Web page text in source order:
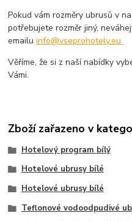
Pokud vám rozměry ubrusů v
potřebujete rozměr jiný,
emailuinfo@vseprohotely.eu
Věříme, že si z naší nabídky
Vámi.
Zboží zařazeno v
Hotelový program bílý
Hotelové ubrusy bílé
Hotelové ubrusy bílé
Teflonové vodoodpudivé